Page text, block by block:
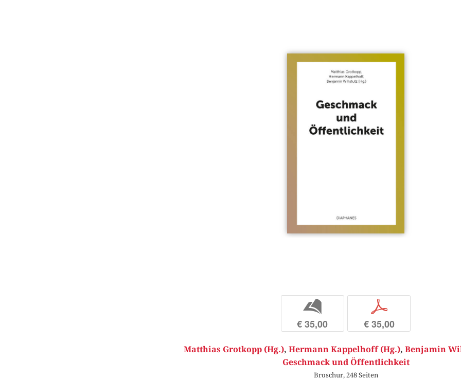
b
€ 35,00
p
€ 35,00
Matthias Grotkopp (Hg.), Hermann Kappelhoff (Hg.), Benjamin
Geschmack und Öffentlichkeit
Broschur, 248 Seiten